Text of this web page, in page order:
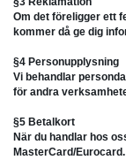
Om det föreligger ett
kommer då ge dig
§4 Personupplysning
Vi behandlar
för andra
§5 Betalkort
När du handlar hos
MasterCard/